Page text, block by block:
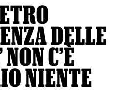
DELLE
NON C’È
NIENTE